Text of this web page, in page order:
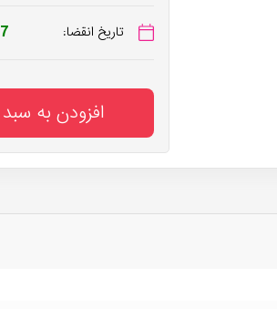
تاریخ انقضا:
افزودن به